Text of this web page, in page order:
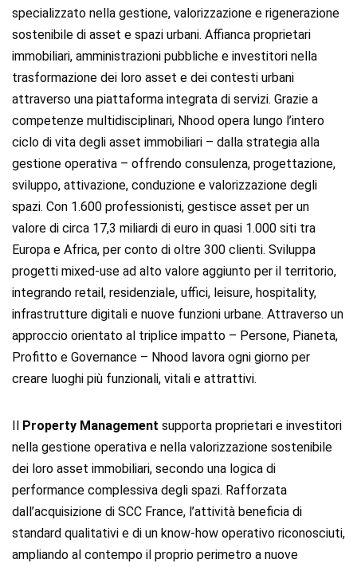
specializzato nella gestione, valorizzazione e rigenerazione
sostenibile di asset e spazi urbani. Affianca proprietari
immobiliari, amministrazioni pubbliche e investitori nella
trasformazione dei loro asset e dei contesti urbani
attraverso una piattaforma integrata di servizi. Grazie a
competenze multidisciplinari, Nhood opera lungo l’intero
ciclo di vita degli asset immobiliari – dalla strategia alla
gestione operativa – offrendo consulenza, progettazione,
sviluppo, attivazione, conduzione e valorizzazione degli
spazi. Con 1.600 professionisti, gestisce asset per un
valore di circa 17,3 miliardi di euro in quasi 1.000 siti tra
Europa e Africa, per conto di oltre 300 clienti. Sviluppa
progetti mixed-use ad alto valore aggiunto per il territorio,
integrando retail, residenziale, uffici, leisure, hospitality,
infrastrutture digitali e nuove funzioni urbane. Attraverso un
approccio orientato al triplice impatto – Persone, Pianeta,
Profitto e Governance – Nhood lavora ogni giorno per
creare luoghi più funzionali, vitali e attrattivi.
Il Property Management supporta proprietari e investitori
nella gestione operativa e nella valorizzazione sostenibile
dei loro asset immobiliari, secondo una logica di
performance complessiva degli spazi. Rafforzata
dall’acquisizione di SCC France, l’attività beneficia di
standard qualitativi e di un know-how operativo riconosciuti,
ampliando al contempo il proprio perimetro a nuove